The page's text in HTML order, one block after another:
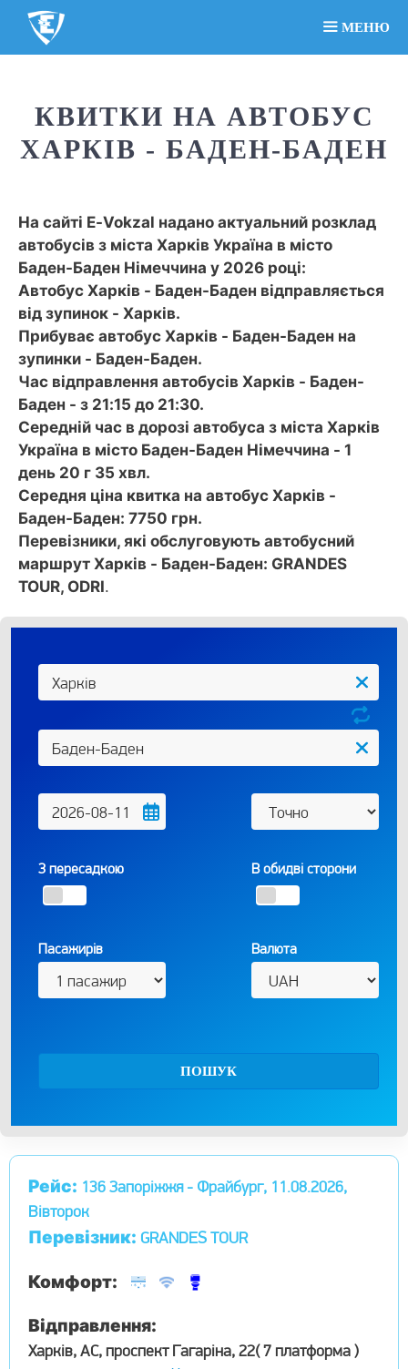
МЕНЮ
КВИТКИ НА АВТОБУС
ХАРКІВ - БАДЕН-БАДЕН
На сайті E-Vokzal надано актуальний розклад
автобусів з міста Харків Україна в місто
Баден-Баден Німеччина у 2026 році:
Автобус Харків - Баден-Баден відправляється
від зупинок - Харків.
Прибуває автобус Харків - Баден-Баден на
зупинки - Баден-Баден.
Час відправлення автобусів Харків - Баден-
Баден - з 21:15 до 21:30.
Середній час в дорозі автобуса з міста Харків
Україна в місто Баден-Баден Німеччина - 1
день 20 г 35 хвл.
Середня ціна квитка на автобус Харків -
Баден-Баден: 7750 грн.
Перевізники, які обслуговують автобусний
маршрут Харків - Баден-Баден: GRANDES
TOUR, ODRI.
З пересадкою В обидві сторони
Пасажирів Валюта
ПОШУК
Рейс: 136 Запоріжжя - Фрайбург, 11.08.2026,
Вівторок
Перевізник: GRANDES TOUR
Комфорт:
Відправлення:
Харків, АС, проспект Гагаріна, 22( 7 платформа )